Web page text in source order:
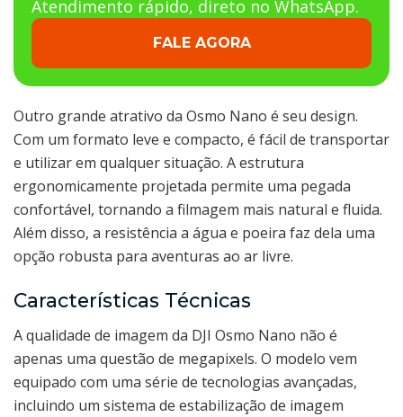
Atendimento rápido, direto no WhatsApp.
FALE AGORA
Outro grande atrativo da Osmo Nano é seu design.
Com um formato leve e compacto, é fácil de transportar
e utilizar em qualquer situação. A estrutura
ergonomicamente projetada permite uma pegada
confortável, tornando a filmagem mais natural e fluida.
Além disso, a resistência a água e poeira faz dela uma
opção robusta para aventuras ao ar livre.
Características Técnicas
A qualidade de imagem da DJI Osmo Nano não é
apenas uma questão de megapixels. O modelo vem
equipado com uma série de tecnologias avançadas,
incluindo um sistema de estabilização de imagem